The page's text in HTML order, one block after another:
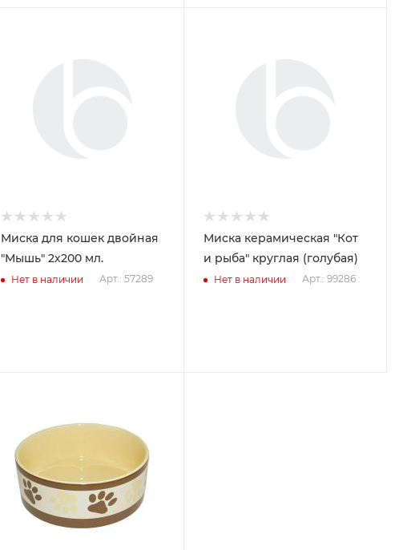
Миска для кошек двойная
"Мышь" 2х200 мл.
Нет в наличии Арт.: 57289
Миска керамическая "Кот
и рыба" круглая (голубая)
Нет в наличии Арт.: 99286